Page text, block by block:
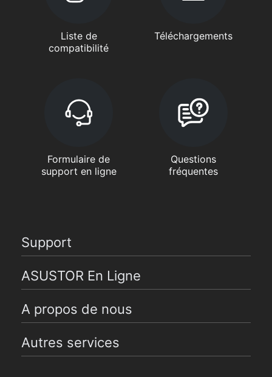
Liste de
compatibilité
Téléchargements
Formulaire de
support en ligne
Questions
fréquentes
Support
ASUSTOR En Ligne
A propos de nous
Autres services